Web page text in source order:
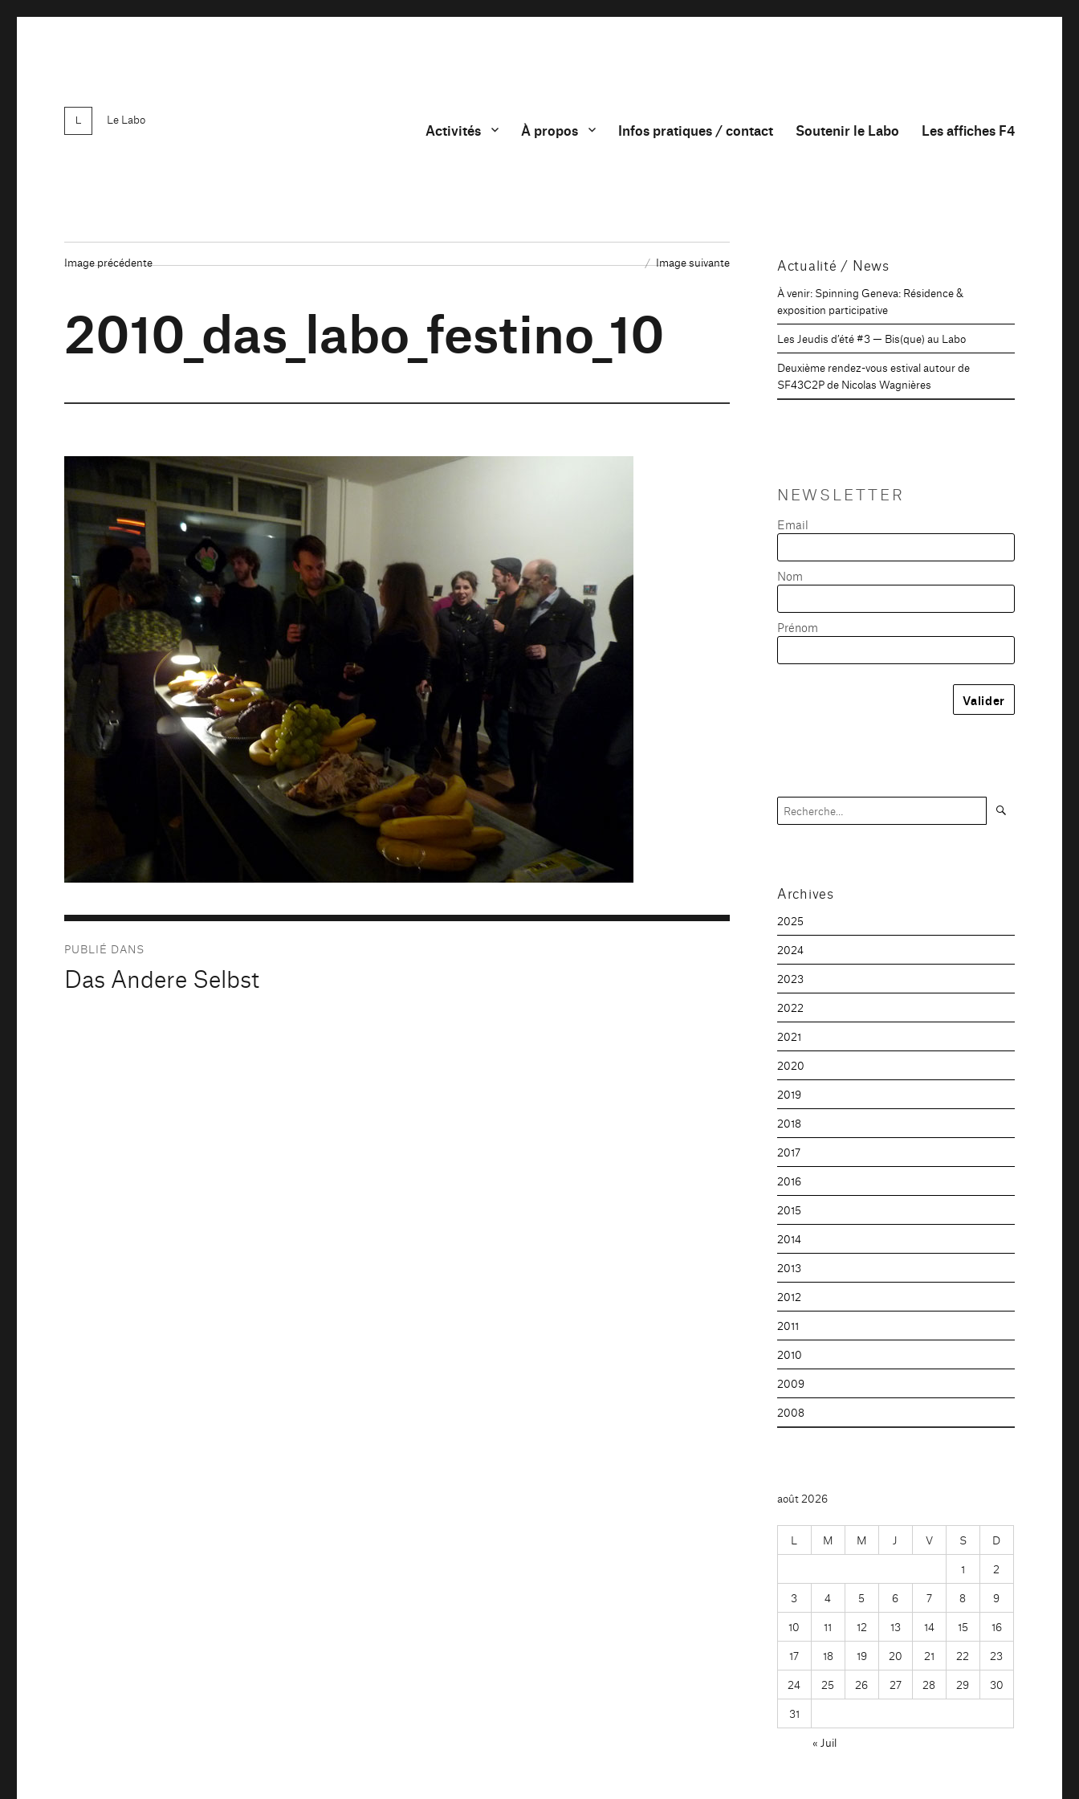
Le Labo
Activités À propos Infos pratiques / contact Soutenir le Labo Les affiches F4
Image précédente Image suivante
2010_das_labo_festino_10
de
PUBLIÉ DANS
Das Andere Selbst
Actualité / News
À venir: Spinning Geneva: Résidence &
exposition participative
Les Jeudis d’été #3 — Bis(que) au Labo
Deuxième rendez-vous estival autour de
SF43C2P de Nicolas Wagnières
NEWSLETTER
Email
Nom
Prénom
Recherche
pour :
Archives
2025
2024
2023
2022
2021
2020
2019
2018
2017
2016
2015
2014
2013
2012
2011
2010
2009
2008
août 2026
L M M J V S
D
1
2
3
4 5 6 7 8
9
10
11 12 13 14 15
16
17
18 19 20 21 22
23
24
25 26 27 28 29
30
31
« Juil